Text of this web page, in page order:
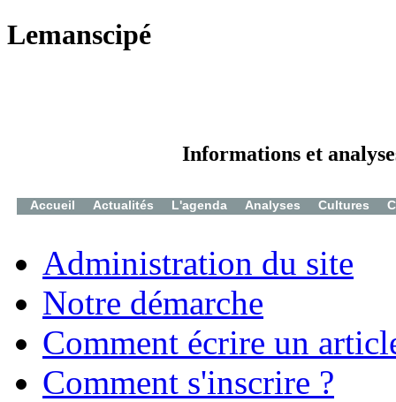
Lemanscipé
Informations et
Accueil Actualités L'agenda Analyses Cultures
Administration du site
Notre démarche
Comment écrire un
Comment s'inscrire ?